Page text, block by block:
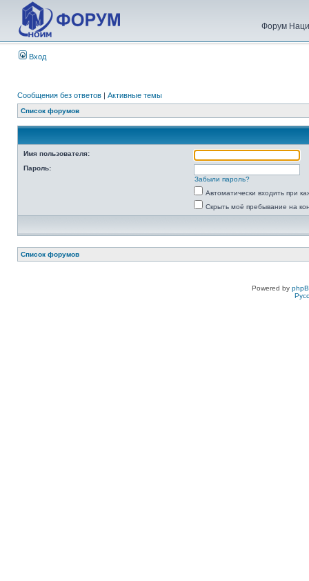
Форум
Вход
Сообщения без ответов | Активные темы
Список форумов
Имя пользователя:
Пароль:
Забыли пароль?
Автоматически входить при
Скрыть моё пребывание на
Список форумов
Powered by